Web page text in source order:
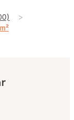
>